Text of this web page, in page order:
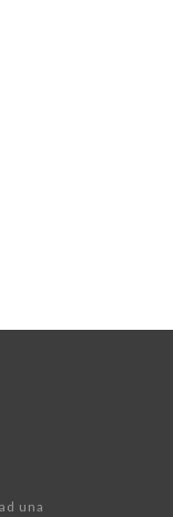
una